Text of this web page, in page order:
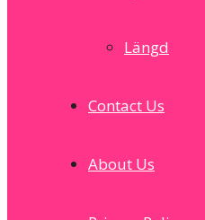
Längd
Contact Us
About Us